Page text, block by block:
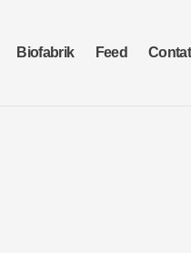
Biofabrik Feed